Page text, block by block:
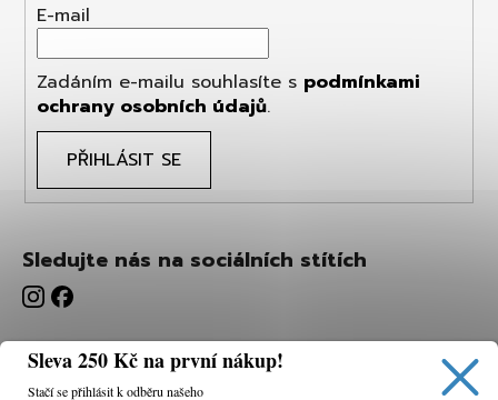
E-mail
Zadáním e-mailu souhlasíte s podmínkami
ochrany osobních údajů.
PŘIHLÁSIT SE
Sledujte nás na sociálních stítích
Sleva 250 Kč na první nákup!
Stačí se přihlásit k odběru našeho